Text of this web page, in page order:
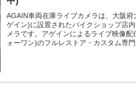
AGAIN車両在庫ライブカメラは、大阪
ゲイン)に設置されたバイクショップ店
メラです。アゲインによるライブ映像
ォーワン)のフルレストア・カスタム専門